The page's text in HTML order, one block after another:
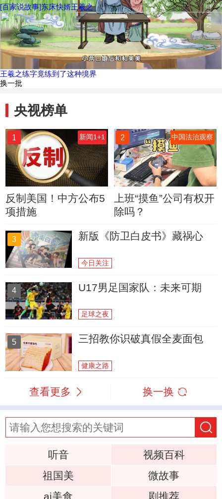
[百家说故事]东床快婿王羲之
王羲之练字竟练到了这种境界
换一批
央视榜单
1 新闻1+1
反制美国！中方公布5
项措施
2 中国法治观察
上班“摸鱼”公司有权开
除吗？
3 新版《防卫白皮书》藏祸心
今日关注
4 U17男足国家队：未来可期
足球之夜
5 三招教你识破真假全麦面包
健康之路
查看更多 换一换
听音
视频百科
祖国美
微故事
ai美食
剧推荐